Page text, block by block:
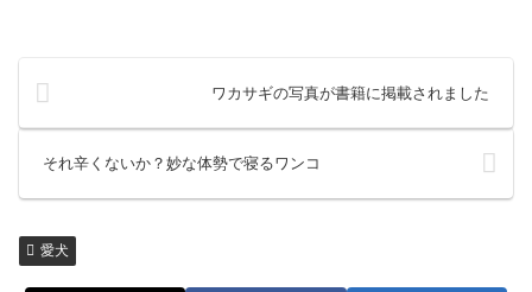
ワカサギの写真が書籍に掲載されました
それ辛くないか？妙な体勢で寝るワンコ
愛犬